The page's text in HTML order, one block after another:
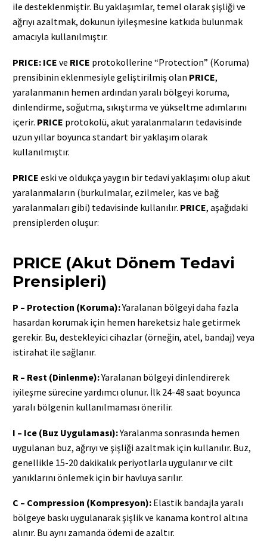
ile desteklenmiştir. Bu yaklaşımlar, temel olarak şişliği ve
ağrıyı azaltmak, dokunun iyileşmesine katkıda bulunmak
amacıyla kullanılmıştır.
PRICE: ICE ve RICE protokollerine “Protection” (Koruma)
prensibinin eklenmesiyle geliştirilmiş olan PRICE,
yaralanmanın hemen ardından yaralı bölgeyi koruma,
dinlendirme, soğutma, sıkıştırma ve yükseltme adımlarını
içerir. PRICE protokolü, akut yaralanmaların tedavisinde
uzun yıllar boyunca standart bir yaklaşım olarak
kullanılmıştır.
PRICE eski ve oldukça yaygın bir tedavi yaklaşımı olup akut
yaralanmaların (burkulmalar, ezilmeler, kas ve bağ
yaralanmaları gibi) tedavisinde kullanılır. PRICE, aşağıdaki
prensiplerden oluşur:
PRICE (Akut Dönem Tedavi
Prensipleri)
P – Protection (Koruma):Yaralanan bölgeyi daha fazla
hasardan korumak için hemen hareketsiz hale getirmek
gerekir. Bu, destekleyici cihazlar (örneğin, atel, bandaj) veya
istirahat ile sağlanır.
R – Rest (Dinlenme):Yaralanan bölgeyi dinlendirerek
iyileşme sürecine yardımcı olunur. İlk 24-48 saat boyunca
yaralı bölgenin kullanılmaması önerilir.
I – Ice (Buz Uygulaması):Yaralanma sonrasında hemen
uygulanan buz, ağrıyı ve şişliği azaltmak için kullanılır. Buz,
genellikle 15-20 dakikalık periyotlarla uygulanır ve cilt
yanıklarını önlemek için bir havluya sarılır.
C – Compression (Kompresyon): Elastik bandajla yaralı
bölgeye baskı uygulanarak şişlik ve kanama kontrol altına
alınır. Bu aynı zamanda ödemi de azaltır.